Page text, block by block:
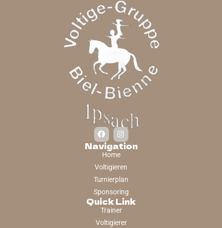
Navigation
Home
Voltigieren
Turnierplan
Sponsoring
Quick Link
Trainer
Voltigierer